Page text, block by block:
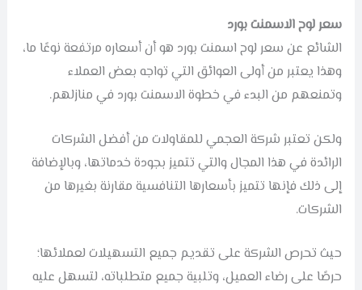
سعر لوح الاسمنت بورد
الشائع عن سعر لوح اسمنت بورد هو أن أسعاره مرتفعة نوعًا ما،
وهذا يعتبر من أولى العوائق التي تواجه بعض العملاء
وتمنعهم من البدء في خطوة الاسمنت بورد في منازلهم.
ولكن تعتبر شركة العجمي للمقاولات من أفضل الشركات
الرائدة في هذا المجال والتي تتميز بجودة خدماتها، وبالإضافة
إلى ذلك فإنها تتميز بأسعارها التنافسية مقارنة بغيرها من
الشركات.
حيث تحرص الشركة على تقديم جميع التسهيلات لعملائها؛
حرصًا على رضاء العميل، وتلبية جميع متطلباته، لتسهل عليه